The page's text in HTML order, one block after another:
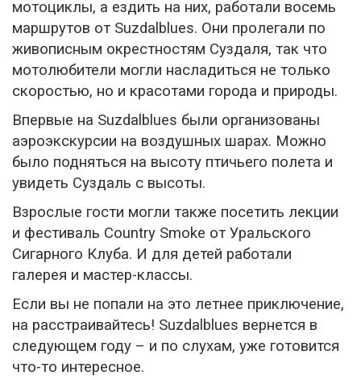
мотоциклы, а ездить на них, работали восемь
маршрутов от Suzdalblues. Они пролегали по
живописным окрестностям Суздаля, так что
мотолюбители могли насладиться не только
скоростью, но и красотами города и природы.
Впервые на Suzdalblues были организованы
аэроэкскурсии на воздушных шарах. Можно
было подняться на высоту птичьего полета и
увидеть Суздаль с высоты.
Взрослые гости могли также посетить лекции
и фестиваль Country Smoke от Уральского
Сигарного Клуба. И для детей работали
галерея и мастер-классы.
Если вы не попали на это летнее приключение,
на расстраивайтесь! Suzdalblues вернется в
следующем году – и по слухам, уже готовится
что-то интересное.